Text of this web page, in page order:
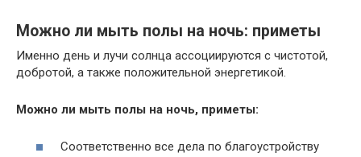
Можно ли мыть полы на ночь: приметы
Именно день и лучи солнца ассоциируются с чистотой,
добротой, а также положительной энергетикой.
Можно ли мыть полы на ночь, приметы:
Соответственно все дела по благоустройству